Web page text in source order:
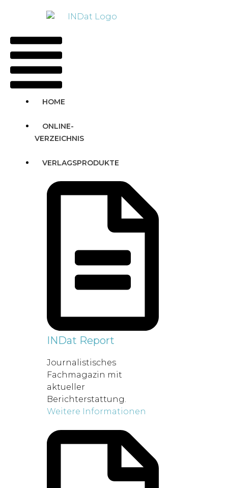
Main
Menu
HOME
ONLINE-
VERZEICHNIS
VERLAGSPRODUKTE
INDat Report
Journalistisches
Fachmagazin mit
aktueller
Berichterstattung.
Weitere Informationen